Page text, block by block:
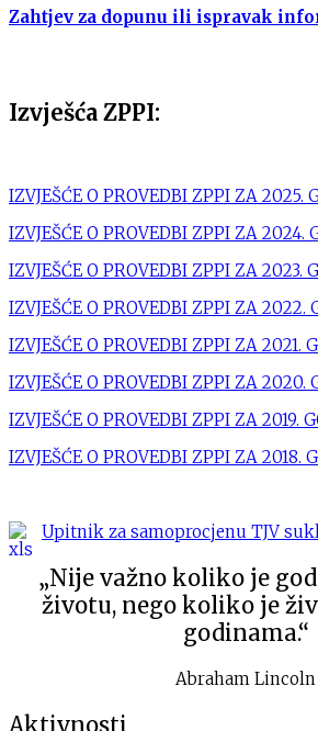
Zahtjev za dopunu ili ispravak
Izvješća ZPPI:
IZVJEŠĆE O PROVEDBI ZPPI ZA 2025.
IZVJEŠĆE O PROVEDBI ZPPI ZA 2024.
IZVJEŠĆE O PROVEDBI ZPPI ZA 2023.
IZVJEŠĆE O PROVEDBI ZPPI ZA 2022.
IZVJEŠĆE O PROVEDBI ZPPI ZA 2021.
IZVJEŠĆE O PROVEDBI ZPPI ZA 2020.
IZVJEŠĆE O PROVEDBI ZPPI ZA 2019.
IZVJEŠĆE O PROVEDBI ZPPI ZA 2018.
Upitnik za samoprocjenu TJV
„Nije važno koliko je
životu, nego koliko je
godinama.“
Abraham Lincoln
Aktivnosti